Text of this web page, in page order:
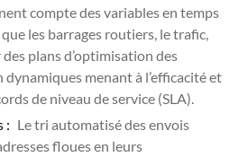
compte des variables en temps
les barrages routiers, le trafic,
plans d’optimisation des
menant à l’efficacité et
de niveau de service (SLA).
: Le tri automatisé des envois
floues en leurs